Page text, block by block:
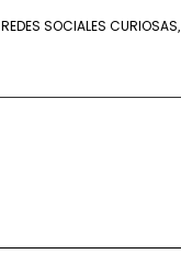
REDES SOCIALES CURIOSAS,